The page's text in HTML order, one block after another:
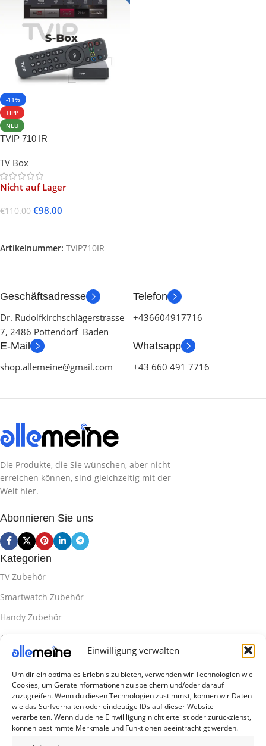
Einwilligung verwalten
Um dir ein optimales Erlebnis zu bieten, verwenden wir Technologien wie
Cookies, um Geräteinformationen zu speichern und/oder darauf
zuzugreifen. Wenn du diesen Technologien zustimmst, können wir Daten
wie das Surfverhalten oder eindeutige IDs auf dieser Website
verarbeiten. Wenn du deine Einwillligung nicht erteilst oder zurückziehst,
können bestimmte Merkmale und Funktionen beeinträchtigt werden.
-11%
TIPP
NEU
TVIP 710 IR
TV Box
Nicht auf Lager
€110.00 €98.00
Artikelnummer: TVIP710IR
Geschäftsadresse
Dr. Rudolfkirchschlägerstrasse
7, 2486 Pottendorf Baden
Telefon
+436604917716
E-Mail
shop.allemeine@gmail.com
Whatsapp
+43 660 491 7716
Die Produkte, die Sie wünschen, aber nicht
erreichen können, sind gleichzeitig mit der
Welt hier.
Abonnieren Sie uns
Kategorien
TV Zubehör
Smartwatch Zubehör
Handy Zubehör
Airpod Zubehör
Gamingsachen
Useful Links
Aktionen
Blog